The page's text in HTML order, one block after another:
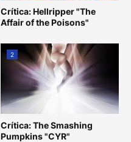
Crítica: Hellripper "The
Affair of the Poisons"
2
Crítica: The Smashing
Pumpkins "CYR"